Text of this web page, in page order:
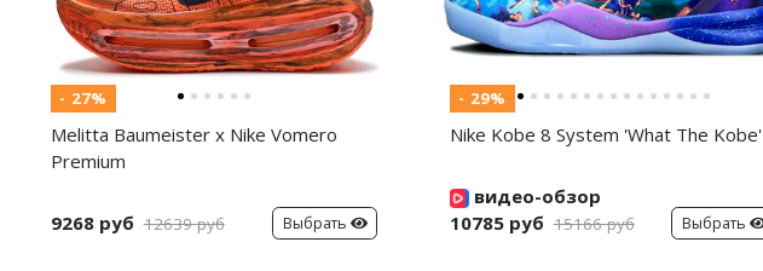
- 27%
Melitta Baumeister x Nike Vomero
Premium
9268 руб 12639 руб Выбрать
- 29%
Nike Kobe 8 System 'What The Kobe'
видео-обзор
10785 руб 15166 руб Выбрать